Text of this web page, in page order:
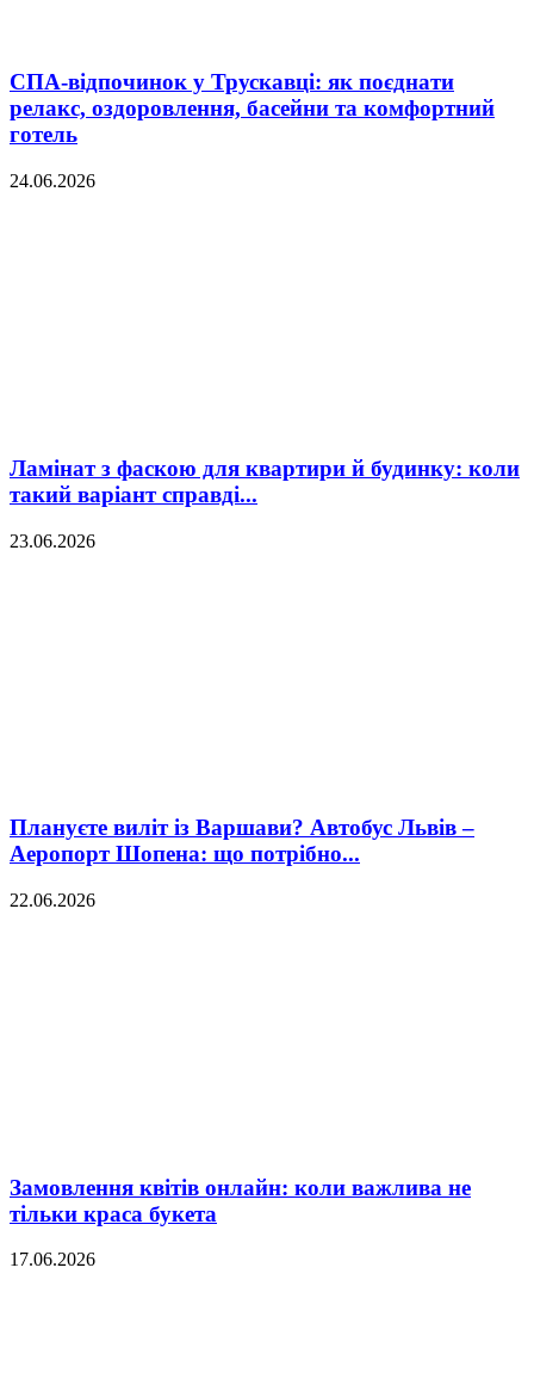
СПА-відпочинок у Трускавці: як поєднати
релакс, оздоровлення, басейни та комфортний
готель
24.06.2026
Ламінат з фаскою для квартири й будинку: коли
такий варіант справді...
23.06.2026
Плануєте виліт із Варшави? Автобус Львів –
Аеропорт Шопена: що потрібно...
22.06.2026
Замовлення квітів онлайн: коли важлива не
тільки краса букета
17.06.2026